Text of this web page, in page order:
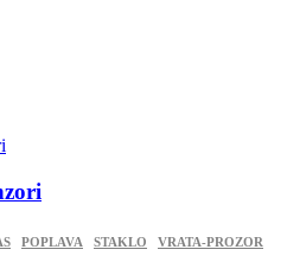
POPLAVA STAKLO VRATA-PROZOR